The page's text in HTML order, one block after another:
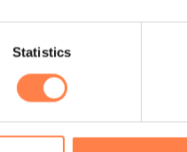
Statistics